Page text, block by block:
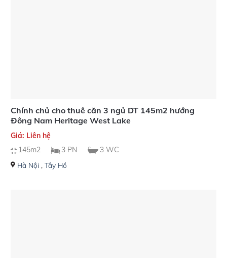
Chính chủ cho thuê căn 3 ngủ DT 145m2 hướng
Đông Nam Heritage West Lake
Giá: Liên hệ
145m2
3 PN 3 WC
Hà Nội, Tây Hồ